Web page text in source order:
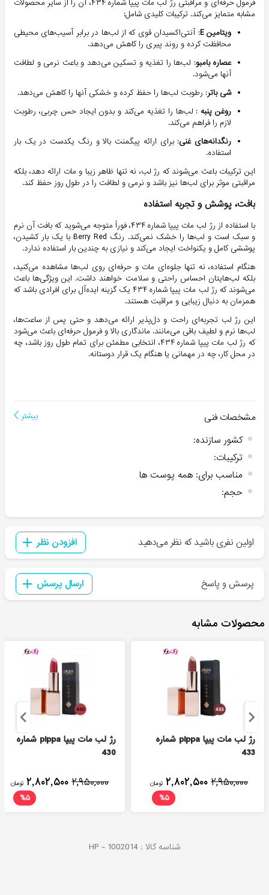
فرمول حرفه‌ای و مراقبتی رژ لب مات پیپا شماره ۴۳۴، آن را از سایر محصولات
مشابه متمایز می‌کند. ترکیبات کلیدی شامل:
ویتامین E : آنتی‌اکسیدان قوی که از لب‌ها در برابر آسیب‌های محیطی
محافظت کرده و روند پیری را کاهش می‌دهد.
عصاره بامبو: لب‌ها را تغذیه و تسکین می‌دهد و باعث نرمی و لطافت
آنها می‌شود.
شی باتر: رطوبت لب‌ها را حفظ کرده و خشکی آنها را کاهش می‌دهد.
روغن پنبه : لب‌ها را تغذیه می‌کند و بدون ایجاد حس چربی، رطوبت
لازم را فراهم می‌کند.
رنگدانه‌های غنی: برای ارائه پیگمنت بالا و رنگ یکدست در یک بار
استفاده.
این ترکیبات باعث می‌شوند که رژ لب، نه تنها ظاهر زیبا و مات ارائه دهد، بلکه
مراقبتی موثر برای لب‌ها نیز باشد و نرمی و لطافت را در طول روز حفظ کند.
بافت، پوشش و تجربه استفاده
با استفاده از رژ لب مات پیپا شماره ۴۳۴، فوراً متوجه می‌شوید که بافت آن نرم
و سبک است و لب‌ها را خشک نمی‌کند. رنگ Berry Red با یک بار کشیدن،
پوششی کامل و یکنواخت ایجاد می‌کند و نیازی به چندین بار استفاده ندارد.
هنگام استفاده، نه تنها جلوه‌ای مات و حرفه‌ای روی لب‌ها مشاهده می‌کنید،
بلکه لب‌هایتان احساس راحتی و سلامت خواهند داشت. این ویژگی‌ها باعث
می‌شوند که رژ لب مات پیپا شماره ۴۳۴ یک گزینه ایده‌آل برای افرادی باشد که
همزمان به دنبال زیبایی و مراقبت هستند.
این رژ لب تجربه‌ای راحت و دل‌پذیر ارائه می‌دهد و حتی پس از ساعت‌ها،
لب‌ها نرم و لطیف باقی می‌مانند. ماندگاری بالا و فرمول حرفه‌ای باعث می‌شود
که رژ لب مات پیپا شماره ۴۳۴، انتخابی مطمئن برای تمام طول روز باشد، چه
در محل کار، چه در مهمانی یا هنگام یک قرار دوستانه.
مشخصات فنی بیشتر
کشور سازنده:
ترکیبات:
مناسب برای: همه پوست ها
حجم:
اولین نفری باشید که نظر می‌دهید افزودن نظر
پرسش و پاسخ ارسال پرسش
محصولات مشابه
رژ لب مات پیپا pippa شماره
433
۲,۹۵۰,۰۰۰۲,۸۰۲,۵۰۰ تومان
%۵
رژ لب مات پیپا pippa شماره
430
۲,۹۵۰,۰۰۰۲,۸۰۲,۵۰۰ تومان
%۵
شناسه کالا : HP - 1002014